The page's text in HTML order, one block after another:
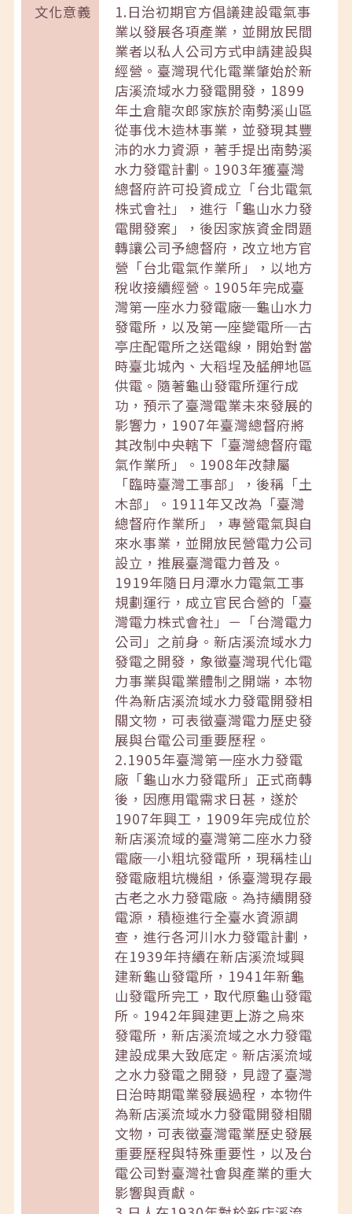
文化意義
1.日治初期官方倡議建設電氣事
業以發展各項產業，並開放民間
業者以私人公司方式申請建設與
經營。臺灣現代化電業肇始於新
店溪流域水力發電開發，1899
年土倉龍次郎家族於南勢溪山區
從事伐木造林事業，並發現其豐
沛的水力資源，著手提出南勢溪
水力發電計劃。1903年獲臺灣
總督府許可投資成立「台北電氣
株式會社」，進行「龜山水力發
電開發案」，後因家族資金問題
轉讓公司予總督府，改立地方官
營「台北電氣作業所」，以地方
稅收接續經營。1905年完成臺
灣第一座水力發電廠─龜山水力
發電所，以及第一座變電所─古
亭庄配電所之送電線，開始對當
時臺北城內、大稻埕及艋舺地區
供電。隨著龜山發電所運行成
功，預示了臺灣電業未來發展的
影響力，1907年臺灣總督府將
其改制中央轄下「臺灣總督府電
氣作業所」。1908年改隸屬
「臨時臺灣工事部」，後稱「土
木部」。1911年又改為「臺灣
總督府作業所」，專營電氣與自
來水事業，並開放民營電力公司
設立，推展臺灣電力普及。
1919年隨日月潭水力電氣工事
規劃運行，成立官民合營的「臺
灣電力株式會社」－「台灣電力
公司」之前身。新店溪流域水力
發電之開發，象徵臺灣現代化電
力事業與電業體制之開端，本物
件為新店溪流域水力發電開發相
關文物，可表徵臺灣電力歷史發
展與台電公司重要歷程。
2.1905年臺灣第一座水力發電
廠「龜山水力發電所」正式商轉
後，因應用電需求日甚，遂於
1907年興工，1909年完成位於
新店溪流域的臺灣第二座水力發
電廠─小粗坑發電所，現稱桂山
發電廠粗坑機組，係臺灣現存最
古老之水力發電廠。為持續開發
電源，積極進行全臺水資源調
查，進行各河川水力發電計劃，
在1939年持續在新店溪流域興
建新龜山發電所，1941年新龜
山發電所完工，取代原龜山發電
所。1942年興建更上游之烏來
發電所，新店溪流域之水力發電
建設成果大致底定。新店溪流域
之水力發電之開發，見證了臺灣
日治時期電業發展過程，本物件
為新店溪流域水力發電開發相關
文物，可表徵臺灣電業歷史發展
重要歷程與特殊重要性，以及台
電公司對臺灣社會與產業的重大
影響與貢獻。